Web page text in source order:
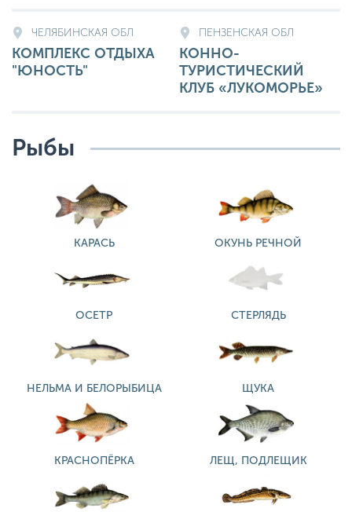
ЧЕЛЯБИНСКАЯ ОБЛ
КОМПЛЕКС ОТДЫХА
"ЮНОСТЬ"
ПЕНЗЕНСКАЯ ОБЛ
КОННО-
ТУРИСТИЧЕСКИЙ
КЛУБ «ЛУКОМОРЬЕ»
Рыбы
КАРАСЬ ОКУНЬ РЕЧНОЙ
ОСЕТР СТЕРЛЯДЬ
НЕЛЬМА И БЕЛОРЫБИЦА ЩУКА
КРАСНОПЁРКА ЛЕЩ, ПОДЛЕЩИК